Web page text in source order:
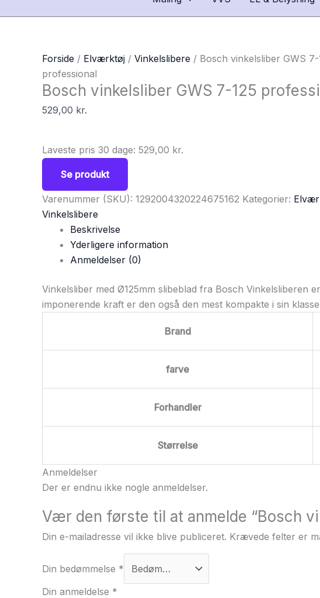
Forside / Elværktøj / Vinkelslibere / Bosch vinkelsliber GWS 7-
professional
Bosch vinkelsliber GWS 7-125
529,00 kr.
Laveste pris 30 dage: 529,00 kr.
Se produkt
Varenummer (SKU): 1292004320224675162 Kategorier:
Vinkelslibere
Beskrivelse
Yderligere information
Anmeldelser (0)
Vinkelsliber med Ø125mm slibeblad fra Bosch Vinkelsliberen
imponerende kraft er den også den mest kompakte i sin
Brand
farve
Forhandler
Størrelse
Anmeldelser
Der er endnu ikke nogle anmeldelser.
Vær den første til at anmelde “Bosch
Din e-mailadresse vil ikke blive publiceret. Krævede felter er
Din bedømmelse *
Din anmeldelse *